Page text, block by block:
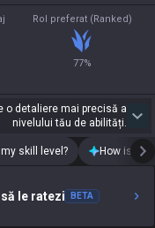
Rol preferat (Ranked)
77%
o detaliere mai precisă a
nivelului tău de abilități.
skill level? How is my
le ratezi BETA